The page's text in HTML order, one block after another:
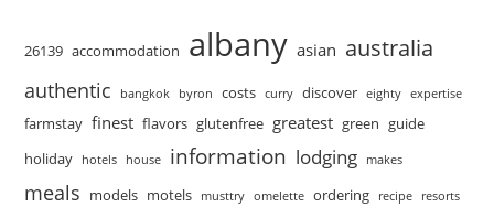
26139 accommodation albany asian australia
authentic bangkok byron costs curry discover eighty expertise
farmstay finest flavors glutenfree greatest green guide
holiday
hotels house information lodging makes
meals models motels musttry omelette ordering recipe resorts